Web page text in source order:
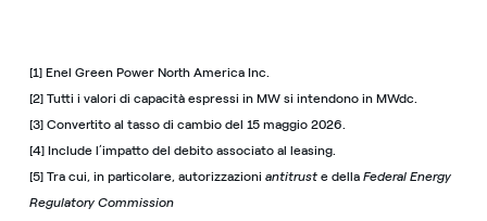
[1] Enel Green Power North America Inc.
[2] Tutti i valori di capacità espressi in MW si intendono in MWdc.
[3] Convertito al tasso di cambio del 15 maggio 2026.
[4] Include l’impatto del debito associato al leasing.
[5] Tra cui, in particolare, autorizzazioni antitruste della Federal Energy
Regulatory Commission